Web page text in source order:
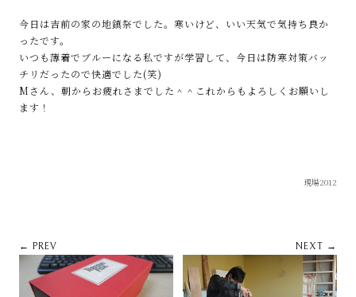
今日は吉前の家の地鎮祭でした。寒いけど、いい天気で気持ち良か
ったです。
いつも薄着でブルーになる私ですが学習して、今日は防寒対策バッ
チリだったので快適でした(笑)
Mさん、朝からお疲れさまでした＾＾これからもよろしくお願いし
ます！
現場2012
← PREV NEXT →